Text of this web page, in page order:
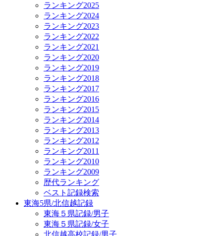
ランキング2025
ランキング2024
ランキング2023
ランキング2022
ランキング2021
ランキング2020
ランキング2019
ランキング2018
ランキング2017
ランキング2016
ランキング2015
ランキング2014
ランキング2013
ランキング2012
ランキング2011
ランキング2010
ランキング2009
歴代ランキング
ベスト記録検索
東海5県/北信越記録
東海５県記録/男子
東海５県記録/女子
北信越高校記録/男子